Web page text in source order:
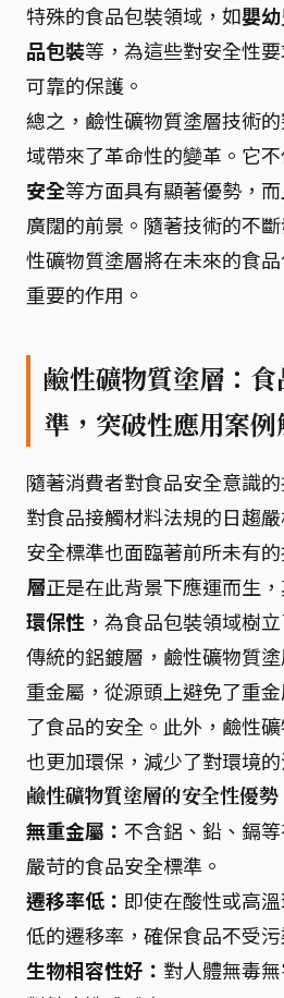
特殊的食品包裝領域，如嬰
品包裝等，為這些對安全性
可靠的保護。
總之，鹼性礦物質塗層技術
域帶來了革命性的變革。它
安全等方面具有顯著優勢，
廣闊的前景。隨著技術的不
性礦物質塗層將在未來的食
重要的作用。
鹼性礦物質塗層：
準，突破性應用案例
隨著消費者對食品安全意識
對食品接觸材料法規的日趨
安全標準也面臨著前所未有的
層正是在此背景下應運而生
環保性 ，為食品包裝領域樹
傳統的鋁鍍層，鹼性礦物質
重金屬，從源頭上避免了重
了食品的安全。此外，鹼性
也更加環保，減少了對環境的
鹼性礦物質塗層的安全性優勢
無重金屬： 不含鋁、鉛、鎘
嚴苛的食品安全標準。
遷移率低： 即使在酸性或高
低的遷移率，確保食品不受污
生物相容性好： 對人體無毒